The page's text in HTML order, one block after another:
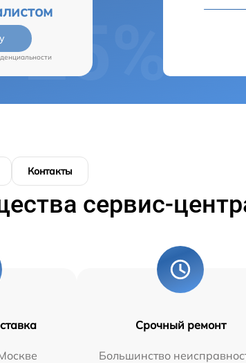
Контакты
сервис-
Срочный ремонт
Большинство